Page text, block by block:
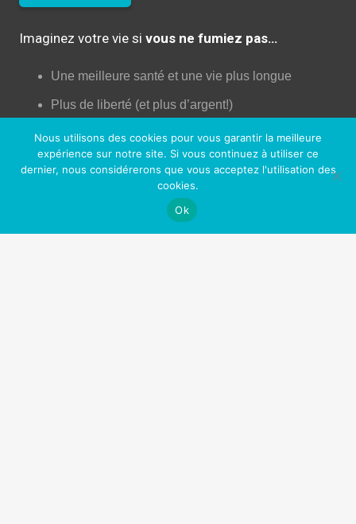
Imaginez votre vie si vous ne fumiez pas…
Une meilleure santé et une vie plus longue
Plus de liberté (et plus d’argent!)
Plus d’énergie et de confiance
Moins de dégâts pour votre corps!
Augmentation de la libido!
Nous utilisons des cookies pour vous garantir la meilleure
expérience sur notre site. Si vous continuez à utiliser ce
dernier, nous considérerons que vous acceptez l'utilisation des
cookies.
Ok